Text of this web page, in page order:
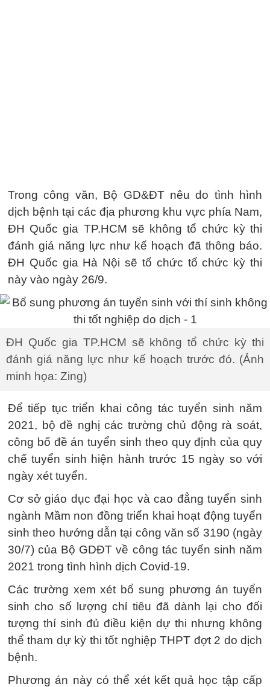
Trong công văn, Bộ GD&ĐT nêu do tình hình
dịch bệnh tại các địa phương khu vực phía Nam,
ĐH Quốc gia TP.HCM sẽ không tổ chức kỳ thi
đánh giá năng lực như kế hoạch đã thông báo.
ĐH Quốc gia Hà Nội sẽ tổ chức tổ chức kỳ thi
này vào ngày 26/9.
ĐH Quốc gia TP.HCM sẽ không tổ chức kỳ thi
đánh giá năng lực như kế hoạch trước đó. (Ảnh
minh họa: Zing)
Để tiếp tục triển khai công tác tuyển sinh năm
2021, bộ đề nghị các trường chủ động rà soát,
công bố đề án tuyển sinh theo quy định của quy
chế tuyển sinh hiện hành trước 15 ngày so với
ngày xét tuyển.
Cơ sở giáo dục đại học và cao đẳng tuyển sinh
ngành Mầm non đồng triển khai hoạt động tuyển
sinh theo hướng dẫn tại công văn số 3190 (ngày
30/7) của Bộ GDĐT về công tác tuyển sinh năm
2021 trong tình hình dịch Covid-19.
Các trường xem xét bổ sung phương án tuyển
sinh cho số lượng chỉ tiêu đã dành lại cho đối
tượng thí sinh đủ điều kiện dự thi nhưng không
thể tham dự kỳ thi tốt nghiệp THPT đợt 2 do dịch
bệnh.
Phương án này có thể xét kết quả học tập cấp